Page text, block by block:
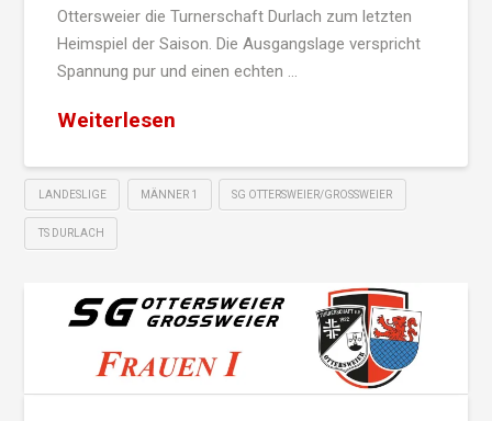
Ottersweier die Turnerschaft Durlach zum letzten
Heimspiel der Saison. Die Ausgangslage verspricht
Spannung pur und einen echten …
Weiterlesen
LANDESLIGE MÄNNER 1 SG OTTERSWEIER/GROSSWEIER
TS DURLACH